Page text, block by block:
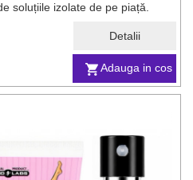
Adauga in cos
Detalii
soluțiile izolate de pe piață.